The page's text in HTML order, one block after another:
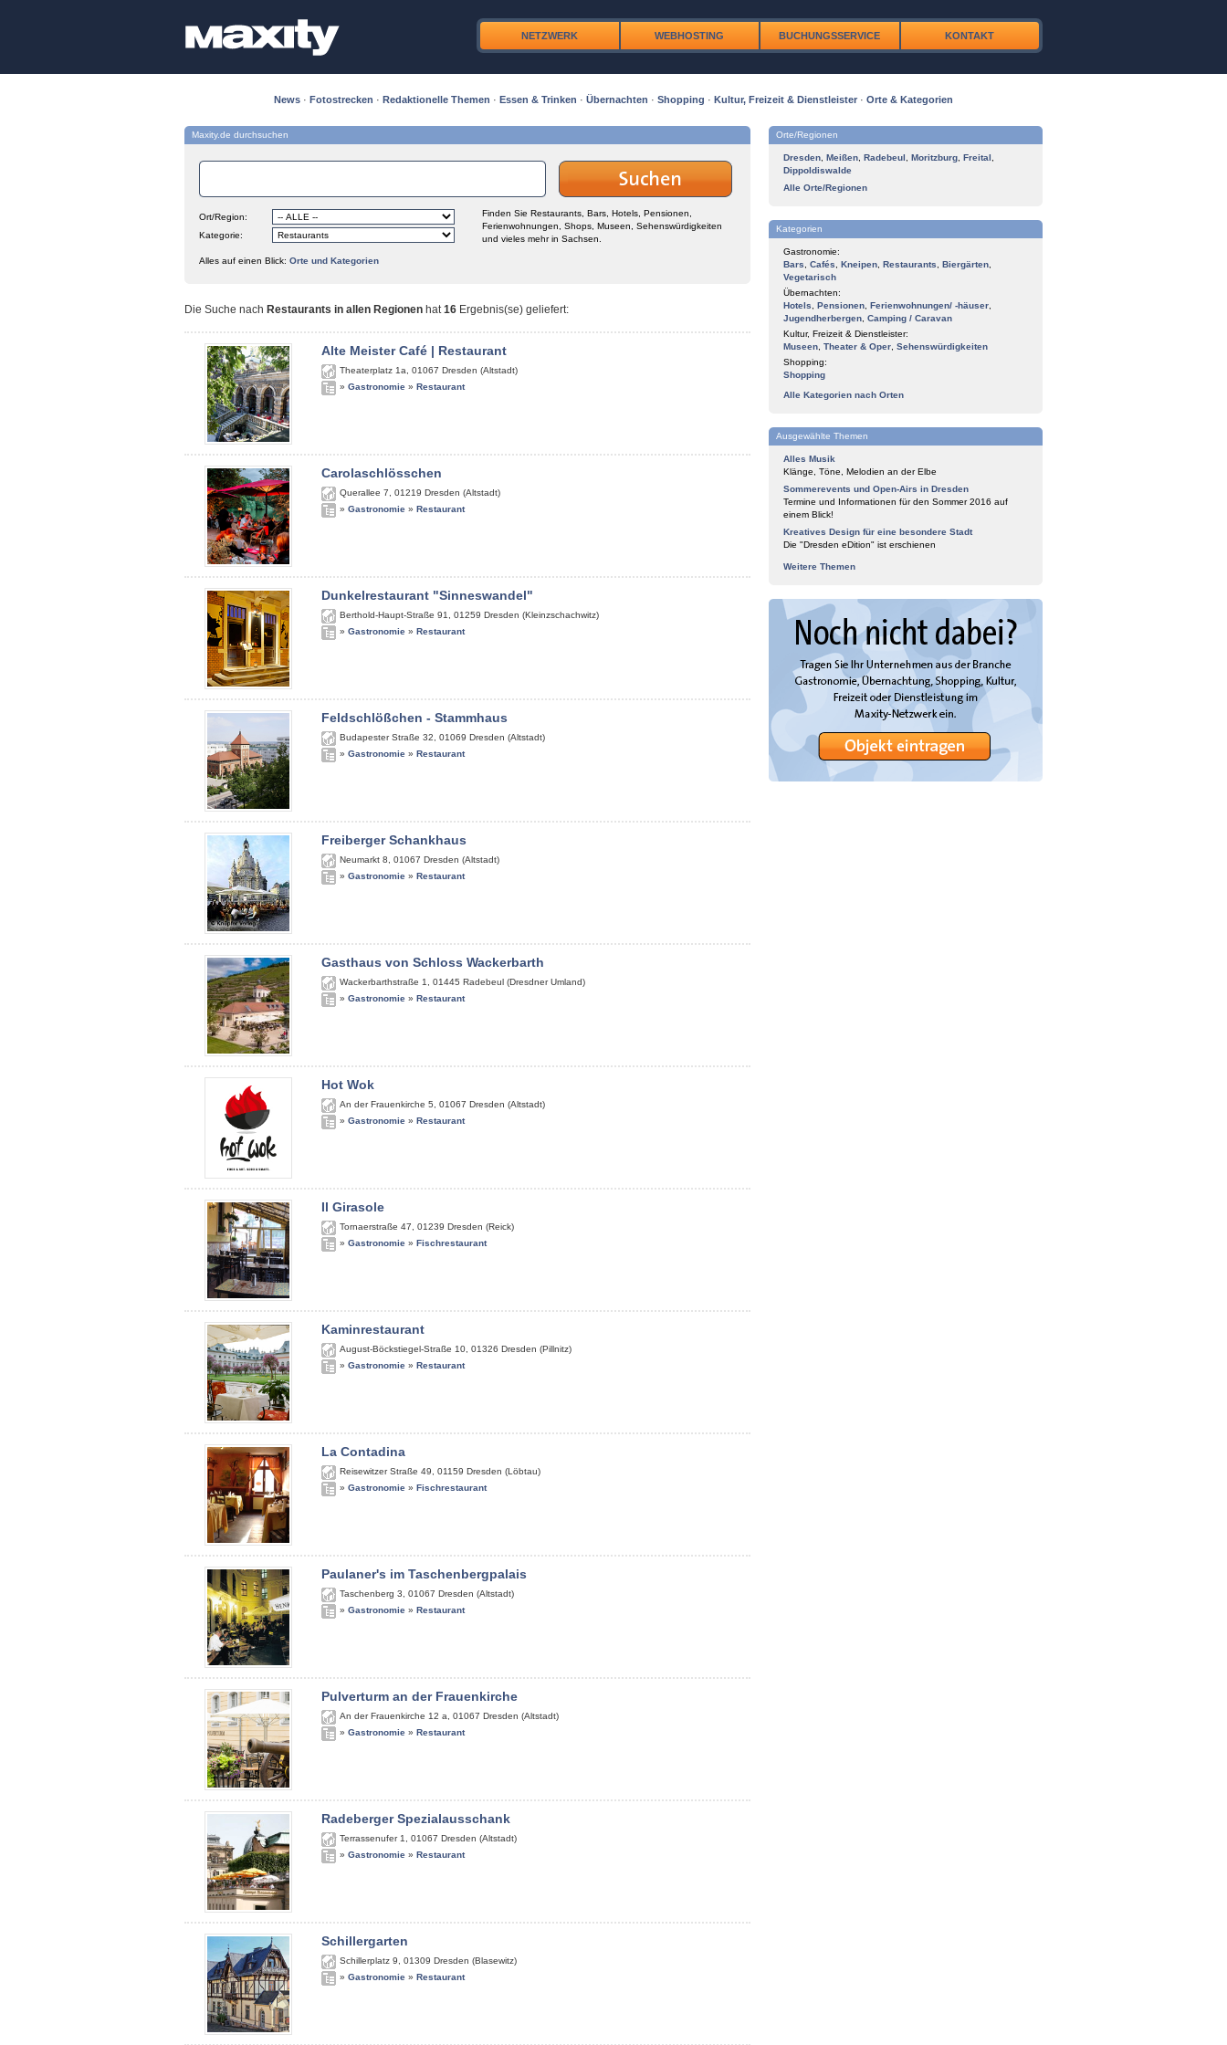
NETZWERK WEBHOSTING BUCHUNGSSERVICE KONTAKT
News · Fotostrecken · Redaktionelle Themen · Essen & Trinken · Übernachten · Shopping · Kultur, Freizeit & Dienstleister · Orte & Kategorien
Maxity.de durchsuchen
Ort/Region:
Kategorie:
Finden Sie Restaurants, Bars, Hotels, Pensionen,
Ferienwohnungen, Shops, Museen, Sehenswürdigkeiten
und vieles mehr in Sachsen.
Alles auf einen Blick: Orte und Kategorien
Die Suche nach Restaurants in allen Regionen hat16 Ergebnis(se) geliefert:
Alte Meister Café | Restaurant
Theaterplatz 1a 01067 Dresden (Altstadt)
» Gastronomie » Restaurant
Carolaschlösschen
Querallee 7 01219 Dresden (Altstadt)
» Gastronomie » Restaurant
Dunkelrestaurant "Sinneswandel"
Berthold-Haupt-Straße 91 01259 Dresden (Kleinzschachwitz)
» Gastronomie » Restaurant
Feldschlößchen - Stammhaus
Budapester Straße 32 01069 Dresden (Altstadt)
» Gastronomie » Restaurant
Freiberger Schankhaus
Neumarkt 8 01067 Dresden (Altstadt)
» Gastronomie » Restaurant
Gasthaus von Schloss Wackerbarth
Wackerbarthstraße 1 01445 Radebeul (Dresdner Umland)
» Gastronomie » Restaurant
Hot Wok
An der Frauenkirche 5 01067 Dresden (Altstadt)
» Gastronomie » Restaurant
Il Girasole
Tornaerstraße 47 01239 Dresden (Reick)
» Gastronomie » Fischrestaurant
Kaminrestaurant
August-Böckstiegel-Straße 10 01326 Dresden (Pillnitz)
» Gastronomie » Restaurant
La Contadina
Reisewitzer Straße 49 01159 Dresden (Löbtau)
» Gastronomie » Fischrestaurant
Paulaner's im Taschenbergpalais
Taschenberg 3 01067 Dresden (Altstadt)
» Gastronomie » Restaurant
Pulverturm an der Frauenkirche
An der Frauenkirche 12 a 01067 Dresden (Altstadt)
» Gastronomie » Restaurant
Radeberger Spezialausschank
Terrassenufer 1 01067 Dresden (Altstadt)
» Gastronomie » Restaurant
Schillergarten
Schillerplatz 9 01309 Dresden (Blasewitz)
» Gastronomie » Restaurant
Orte/Regionen
Dresden Meißen Radebeul Moritzburg Freital
Dippoldiswalde
Alle Orte/Regionen
Kategorien
Gastronomie:
Bars
Cafés Kneipen Restaurants Biergärten
Vegetarisch
Übernachten:
Hotels
Pensionen Ferienwohnungen/ -häuser
Jugendherbergen Camping / Caravan
Kultur, Freizeit & Dienstleister:
Museen Theater & Oper Sehenswürdigkeiten
Shopping:
Shopping
Alle Kategorien nach Orten
Ausgewählte Themen
Alles Musik
Klänge, Töne, Melodien an der Elbe
Sommerevents und Open-Airs in Dresden
Termine und Informationen für den Sommer 2016 auf
einem Blick!
Kreatives Design für eine besondere Stadt
Die "Dresden eDition" ist erschienen
Weitere Themen